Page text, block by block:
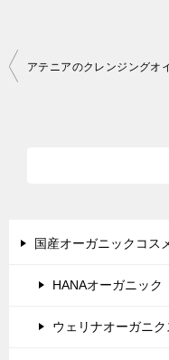
投
シ
国産オーガニックコス
HANAオーガニック
ウェリナオーガニク